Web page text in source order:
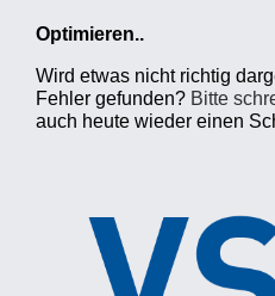
Optimieren..
Wird etwas nicht richtig
Fehler gefunden? Bitte
auch heute wieder einen